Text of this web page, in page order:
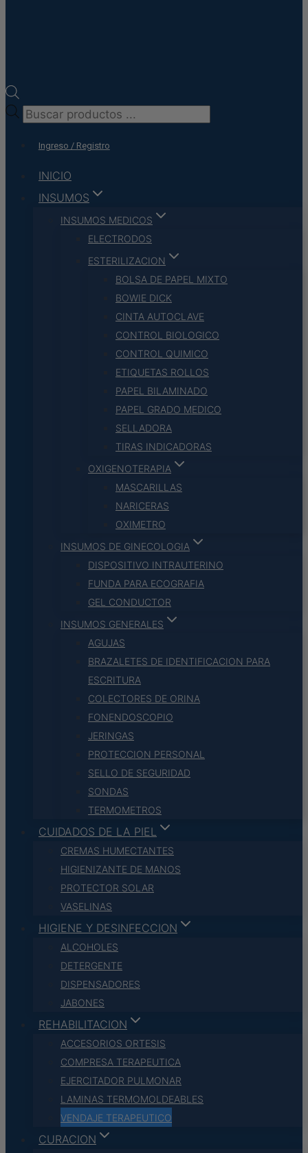
Búsqueda
productos
Ingreso / Registro
INICIO
INSUMOS
INSUMOS MEDICOS
ELECTRODOS
ESTERILIZACION
BOLSA DE PAPEL MIXTO
BOWIE DICK
CINTA AUTOCLAVE
CONTROL BIOLOGICO
CONTROL QUIMICO
ETIQUETAS ROLLOS
PAPEL BILAMINADO
PAPEL GRADO MEDICO
SELLADORA
TIRAS INDICADORAS
OXIGENOTERAPIA
MASCARILLAS
NARICERAS
OXIMETRO
INSUMOS DE GINECOLOGIA
DISPOSITIVO INTRAUTERINO
FUNDA PARA ECOGRAFIA
GEL CONDUCTOR
INSUMOS GENERALES
AGUJAS
BRAZALETES DE IDENTIFICACION PARA
ESCRITURA
COLECTORES DE ORINA
FONENDOSCOPIO
JERINGAS
PROTECCION PERSONAL
SELLO DE SEGURIDAD
SONDAS
TERMOMETROS
CUIDADOS DE LA PIEL
CREMAS HUMECTANTES
HIGIENIZANTE DE MANOS
PROTECTOR SOLAR
VASELINAS
HIGIENE Y DESINFECCION
ALCOHOLES
DETERGENTE
DISPENSADORES
JABONES
REHABILITACION
ACCESORIOS ORTESIS
COMPRESA TERAPEUTICA
EJERCITADOR PULMONAR
LAMINAS TERMOMOLDEABLES
VENDAJE TERAPEUTICO
CURACION